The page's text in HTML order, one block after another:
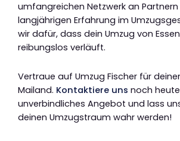
umfangreichen Netzwerk an
langjährigen Erfahrung im
wir dafür, dass dein Umzug von
reibungslos verläuft.
Vertraue auf Umzug Fischer für
Mailand. Kontaktiere uns noch
unverbindliches Angebot und lass
deinen Umzugstraum wahr werden!